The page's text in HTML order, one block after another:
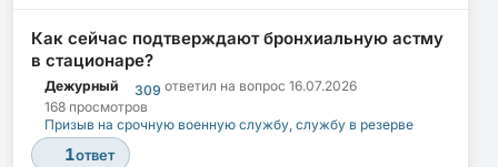
Как сейчас подтверждают бронхиальную астму
в стационаре?
Дежурный 309 ответил на вопрос 16.07.2026
168 просмотров
Призыв на срочную военную службу, службу в резерве
1ответ